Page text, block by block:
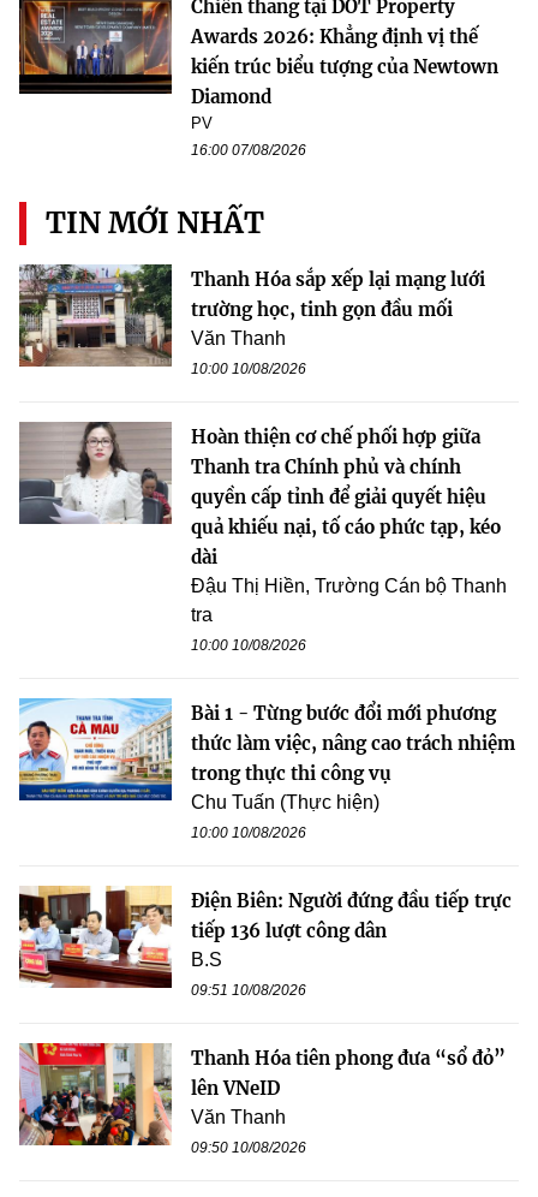
Chiến thắng tại DOT Property
Awards 2026: Khẳng định vị thế
kiến trúc biểu tượng của Newtown
Diamond
PV
16:00 07/08/2026
TIN MỚI NHẤT
Thanh Hóa sắp xếp lại mạng lưới
trường học, tinh gọn đầu mối
Văn Thanh
10:00 10/08/2026
Hoàn thiện cơ chế phối hợp giữa
Thanh tra Chính phủ và chính
quyền cấp tỉnh để giải quyết hiệu
quả khiếu nại, tố cáo phức tạp, kéo
dài
Đậu Thị Hiền, Trường Cán bộ Thanh
tra
10:00 10/08/2026
Bài 1 - Từng bước đổi mới phương
thức làm việc, nâng cao trách nhiệm
trong thực thi công vụ
Chu Tuấn (Thực hiện)
10:00 10/08/2026
Điện Biên: Người đứng đầu tiếp trực
tiếp 136 lượt công dân
B.S
09:51 10/08/2026
Thanh Hóa tiên phong đưa “sổ đỏ”
lên VNeID
Văn Thanh
09:50 10/08/2026